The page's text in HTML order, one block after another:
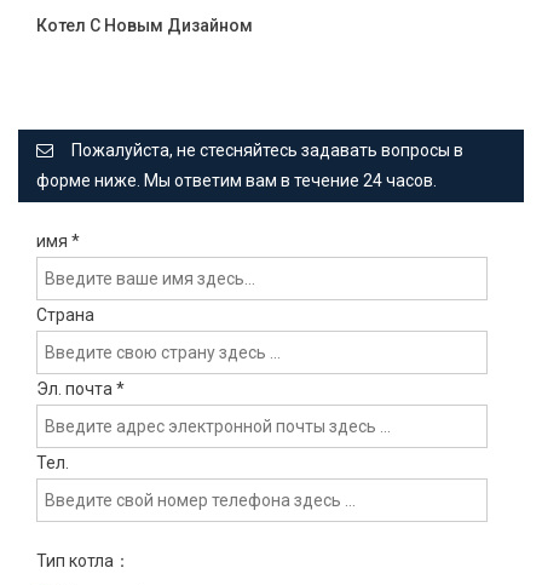
Котел С Новым Дизайном
Пожалуйста, не стесняйтесь задавать вопросы в
форме ниже. Мы ответим вам в течение 24 часов.
имя *
Страна
Эл. почта *
Тел.
Тип котла：